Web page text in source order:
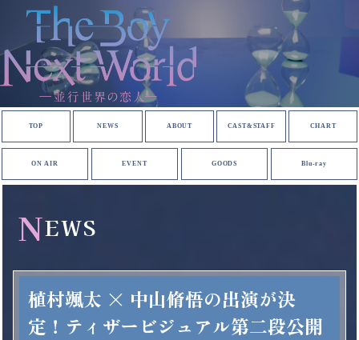
TOP NEWS ABOUT CAST&STAFF CHART
ON AIR EVENT GOODS Blu-ray
NEWS
植村颯太 × 中山脩悟の出演が決
定！ティザービジュアル第二段公開